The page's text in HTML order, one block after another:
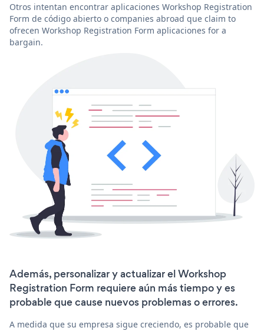
Otros intentan encontrar aplicaciones Workshop Registration
Form de código abierto o companies abroad que claim to
ofrecen Workshop Registration Form aplicaciones for a
bargain.
Además, personalizar y actualizar el Workshop
Registration Form requiere aún más tiempo y es
probable que cause nuevos problemas o errores.
A medida que su empresa sigue creciendo, es probable que